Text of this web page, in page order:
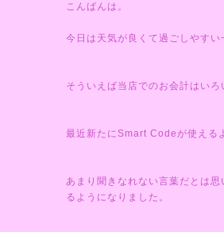
こんばんは。
今日は天気が良くて過ごしやすい
そういえば当店でのお会計はいろ
最近新たにSmart Codeが使える
あまり聞きなれない言葉だとは
るようになりました。